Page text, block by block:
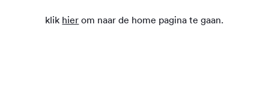
klik hier om naar de home pagina te gaan.